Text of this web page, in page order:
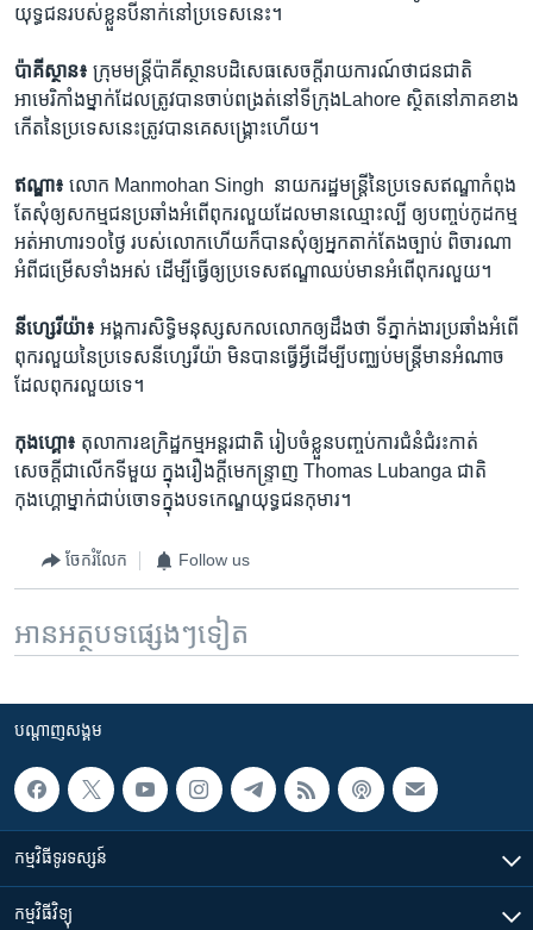
យុទ្ធជន​របស់​ខ្លួន​បី​នាក់​នៅ​ប្រទេស​នេះ។
ប៉ាគីស្ថាន៖ ក្រុម​មន្ដ្រី​ប៉ាគីស្ថាន​បដិសេធ​សេចក្ដី​រាយការណ៍​ថា​ជនជាតិ​
អាមេរិកាំង​ម្នាក់​ដែល​ត្រូវ​បាន​ចាប់​ពង្រត់​នៅ​ទីក្រុង​Lahore​ ស្ថិត​នៅ​ភាគ​ខាង​
កើត​នៃ​ប្រទេស​នេះ​ត្រូវ​បាន​គេ​សង្គ្រោះ​ហើយ។
ឥណ្ឌា៖ លោក​ Manmohan Singh ​ នាយក​រដ្ឋមន្ដ្រី​នៃ​ប្រទេស​ឥណ្ឌា​កំពុង​
តែ​សុំ​ឲ្យ​សកម្មជន​ប្រឆាំង​អំពើ​ពុក​រលួយដែល​មាន​ឈ្មោះ​ល្បី​ ឲ្យ​បញ្ចប់​កូដកម្ម​
អត់​អាហារ​១០​ថ្ងៃ​ របស់​លោក​ហើយ​ក៏​បាន​សុំ​ឲ្យ​អ្នក​តាក់​តែង​ច្បាប់​ ពិចារណា​
អំពី​ជម្រើស​ទាំង​អស់​ ដើម្បី​ធ្វើ​ឲ្យ​ប្រទេស​ឥណ្ឌា​ឈប់​មាន​អំពើ​ពុក​រលួយ។
នីហ្សេរីយ៉ា៖ អង្គការ​សិទ្ធិ​មនុស្ស​សកលលោក​ឲ្យដឹង​ថា ​ទីភ្នាក់ងារ​ប្រឆាំង​អំពើ​
ពុករលួយ​នៃ​ប្រទេស​នីហ្សេរីយ៉ា​ មិន​បាន​ធ្វើ​អ្វី​ដើម្បី​បញ្ឈប់​មន្ដ្រី​មាន​អំណាច​
ដែល​ពុក​រលួយ​ទេ។
កុងហ្គោ៖ តុលាការឧក្រិដ្ឋកម្ម​អន្ដរជាតិ​ រៀបចំ​ខ្លួន​បញ្ចប់​ការ​ជំនំជំរះ​កាត់​
សេចក្ដី​ជា​លើក​ទី​មួយ​ ក្នុង​រឿង​ក្ដី​មេកន្ទ្រាញ​ Thomas Lubanga​ ជាតិ​
កុងហ្គោ​ម្នាក់​ជាប់​ចោទ​ក្នុង​បទ​កេណ្ឌ​យុទ្ធ​ជន​កុមារ​។
ចែករំលែក Follow us
អានអត្ថបទផ្សេងៗទៀត
បណ្តាញ​សង្គម
កម្មវិធី​ទូរទស្សន៍
កម្មវិធី​វិទ្យុ